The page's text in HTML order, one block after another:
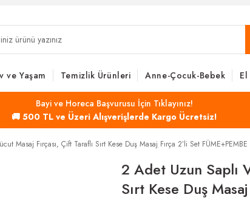
ve Yaşam Temizlik Ürünleri Anne-Çocuk-Bebek
Bayi ve Horeca Başvurusu İçin Tıklayınız!
🚚 500 TL ve Üzeri Alışverişlerde Kargo Ücretsiz!
Masaj Fırçası, Çift Taraflı Sırt Kese Duş Masaj Fırça 2’li Set FÜME+PEMBE
2 Adet Uzun Saplı
Sırt Kese Duş